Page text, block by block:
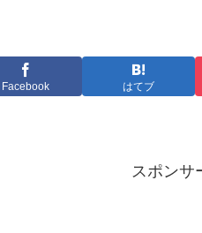
Facebook はてブ
スポンサ